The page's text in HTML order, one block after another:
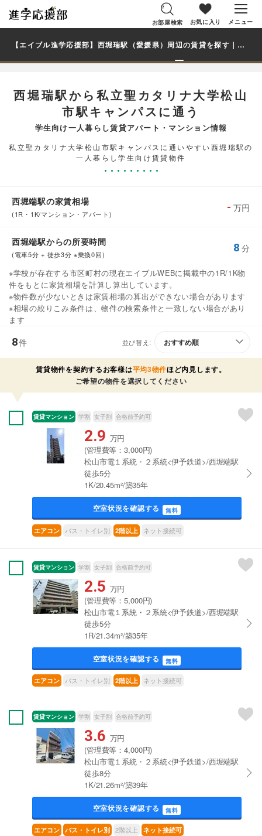
お部屋検索 お気に入り メニュー
【エイブル進学応援部】西堀瑞駅（愛媛県）周辺の賃貸を探す｜私立聖カタリナ大学松山市駅キャンパス学生・大学生の一人暮らし向け賃貸マンション・アパート
西堀瑞駅から私立聖カタリナ大学松山
市駅キャンパスに通う
学生向け一人暮らし賃貸アパート・マンション情報
私立聖カタリナ大学松山市駅キャンパスに通いやすい西堀瑞駅の
一人暮らし学生向け賃貸物件
西堀端駅の家賃相場
(1R・1K/マンション・アパート)
- 万円
西堀端駅からの所要時間
(電車5分 + 徒歩3分 ※乗換0回)
8 分
※学校が存在する市区町村の現在エイブルWEBに掲載中の1R/1K物
件をもとに家賃相場を計算し算出しています。
※物件数が少ないときは家賃相場の算出ができない場合があります
※相場の絞りこみ条件は、物件の検索条件と一致しない場合があり
ます
8件 並び替え:
賃貸物件を契約するお客様は平均3物件ほど内見します。
ご希望の物件を選択してください
賃貸マンション 学割 女子割 合格前予約可
2.9 万円
(管理費等：3,000円)
松山市電１系統・２系統<伊予鉄道>/西堀端駅
徒歩5分
1K/20.45m²/築35年
空室状況を確認する 無料
エアコン バス・トイレ別 2階以上 ネット接続可
賃貸マンション 学割 女子割 合格前予約可
2.5 万円
(管理費等：5,000円)
松山市電１系統・２系統<伊予鉄道>/西堀端駅
徒歩5分
1R/21.34m²/築35年
空室状況を確認する 無料
エアコン バス・トイレ別 2階以上 ネット接続可
賃貸マンション 学割 女子割 合格前予約可
3.6 万円
(管理費等：4,000円)
松山市電１系統・２系統<伊予鉄道>/西堀端駅
徒歩8分
1K/21.26m²/築39年
空室状況を確認する 無料
エアコン バス・トイレ別 2階以上 ネット接続可